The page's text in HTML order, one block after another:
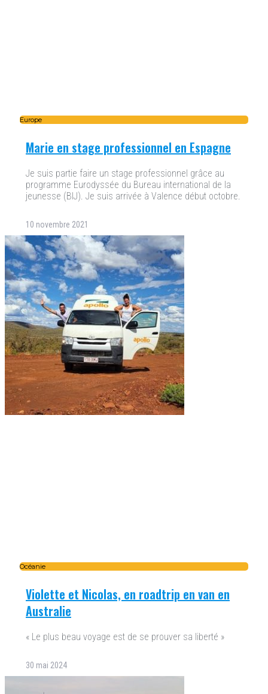
Europe
Marie en stage professionnel en Espagne
Je suis partie faire un stage professionnel grâce au
programme Eurodyssée du Bureau international de la
jeunesse (BIJ). Je suis arrivée à Valence début octobre.
10 novembre 2021
Océanie
Violette et Nicolas, en roadtrip en van en
Australie
« Le plus beau voyage est de se prouver sa liberté »
30 mai 2024